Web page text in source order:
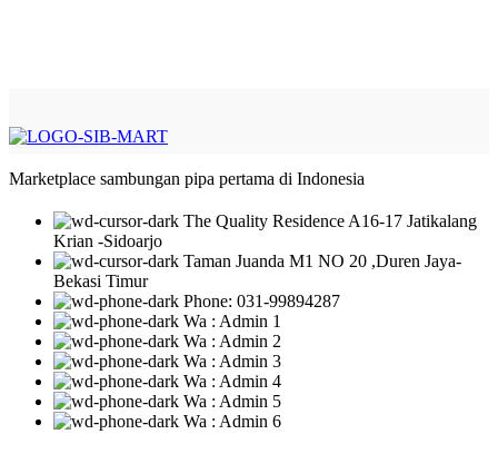
Marketplace sambungan pipa pertama di Indonesia
The Quality Residence A16-17 Jatikalang
Krian -Sidoarjo
Taman Juanda M1 NO 20 ,Duren Jaya-
Bekasi Timur
Phone: 031-99894287
Wa : Admin 1
Wa : Admin 2
Wa : Admin 3
Wa : Admin 4
Wa : Admin 5
Wa : Admin 6